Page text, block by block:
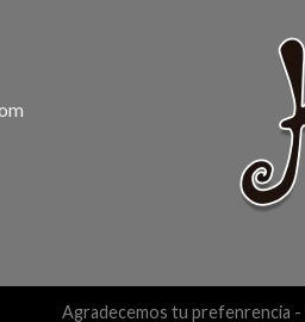
Agradecemos tu prefenrencia -